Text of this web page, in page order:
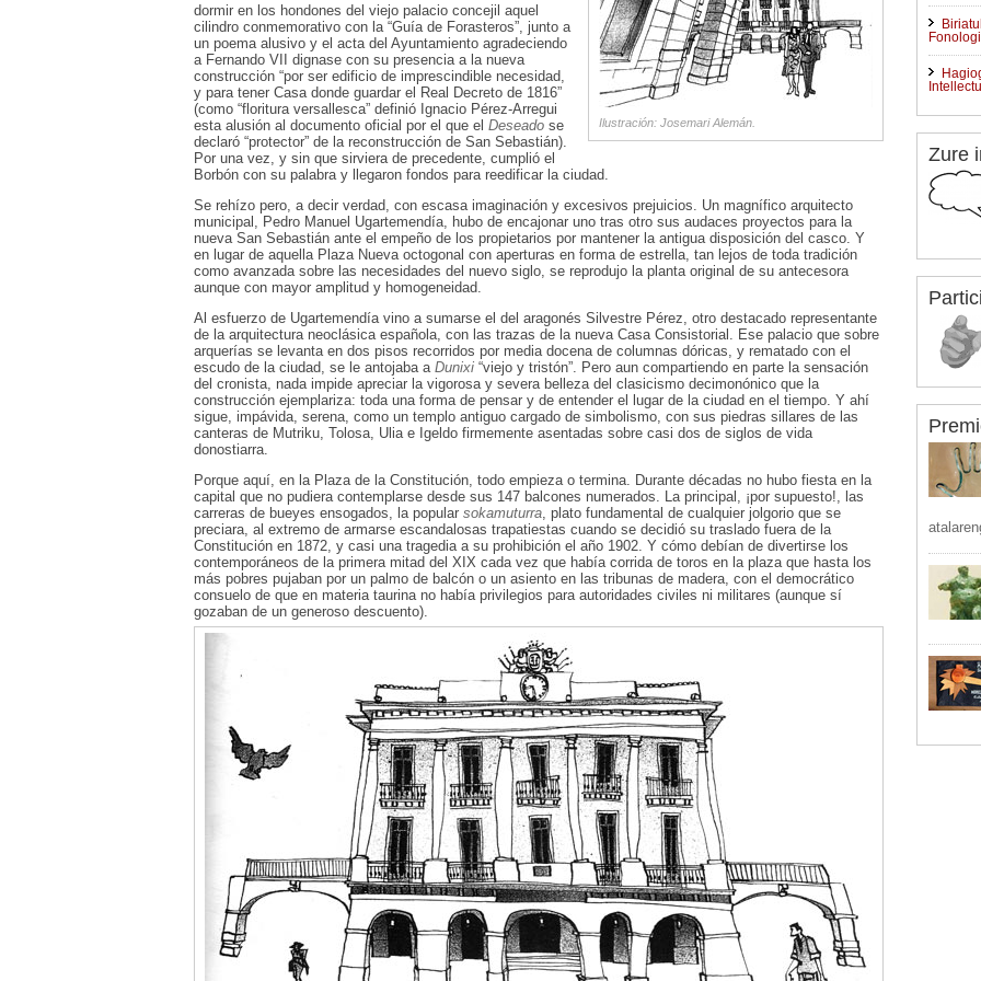
Zure
Ilustración: Josemari Alemán.
dormir en los hondones del viejo palacio concejil aquel
cilindro conmemorativo con la “Guía de Forasteros”, junto a
un poema alusivo y el acta del Ayuntamiento agradeciendo
a Fernando VII dignase con su presencia a la nueva
construcción “por ser edificio de imprescindible necesidad,
y para tener Casa donde guardar el Real Decreto de 1816”
(como “floritura versallesca” definió Ignacio Pérez-Arregui
esta alusión al documento oficial por el que el Deseado se
declaró “protector” de la reconstrucción de San Sebastián).
Por una vez, y sin que sirviera de precedente, cumplió el
Borbón con su palabra y llegaron fondos para reedificar la ciudad.
Se rehízo pero, a decir verdad, con escasa imaginación y excesivos prejuicios. Un magnífico arquitecto
municipal, Pedro Manuel Ugartemendía, hubo de encajonar uno tras otro sus audaces proyectos para la
nueva San Sebastián ante el empeño de los propietarios por mantener la antigua disposición del casco. Y
en lugar de aquella Plaza Nueva octogonal con aperturas en forma de estrella, tan lejos de toda tradición
como avanzada sobre las necesidades del nuevo siglo, se reprodujo la planta original de su antecesora
aunque con mayor amplitud y homogeneidad.
Al esfuerzo de Ugartemendía vino a sumarse el del aragonés Silvestre Pérez, otro destacado representante
de la arquitectura neoclásica española, con las trazas de la nueva Casa Consistorial. Ese palacio que sobre
arquerías se levanta en dos pisos recorridos por media docena de columnas dóricas, y rematado con el
escudo de la ciudad, se le antojaba a Dunixi “viejo y tristón”. Pero aun compartiendo en parte la sensación
del cronista, nada impide apreciar la vigorosa y severa belleza del clasicismo decimonónico que la
construcción ejemplariza: toda una forma de pensar y de entender el lugar de la ciudad en el tiempo. Y ahí
sigue, impávida, serena, como un templo antiguo cargado de simbolismo, con sus piedras sillares de las
canteras de Mutriku, Tolosa, Ulia e Igeldo firmemente asentadas sobre casi dos de siglos de vida
donostiarra.
Porque aquí, en la Plaza de la Constitución, todo empieza o termina. Durante décadas no hubo fiesta en la
capital que no pudiera contemplarse desde sus 147 balcones numerados. La principal, ¡por supuesto!, las
carreras de bueyes ensogados, la popular sokamuturra , plato fundamental de cualquier jolgorio que se
preciara, al extremo de armarse escandalosas trapatiestas cuando se decidió su traslado fuera de la
Constitución en 1872, y casi una tragedia a su prohibición el año 1902. Y cómo debían de divertirse los
contemporáneos de la primera mitad del XIX cada vez que había corrida de toros en la plaza que hasta los
más pobres pujaban por un palmo de balcón o un asiento en las tribunas de madera, con el democrático
consuelo de que en materia taurina no había privilegios para autoridades civiles ni militares (aunque sí
gozaban de un generoso descuento).